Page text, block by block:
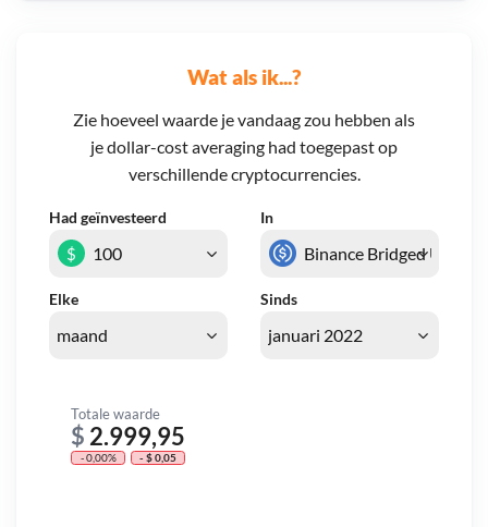
Wat als ik...?
Zie hoeveel waarde je vandaag zou hebben als
je dollar-cost averaging had toegepast op
verschillende cryptocurrencies.
Had geïnvesteerd In
Elke Sinds
$
Totale waarde
$ 2.999,95
- 0,00% - $ 0,05